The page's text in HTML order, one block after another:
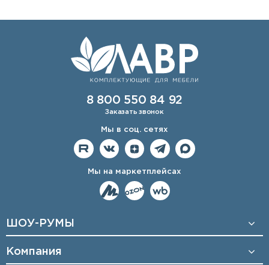
8 800 550 84 92
Заказать звонок
Мы в соц. сетях
Мы на маркетплейсах
ШОУ-РУМЫ
Компания